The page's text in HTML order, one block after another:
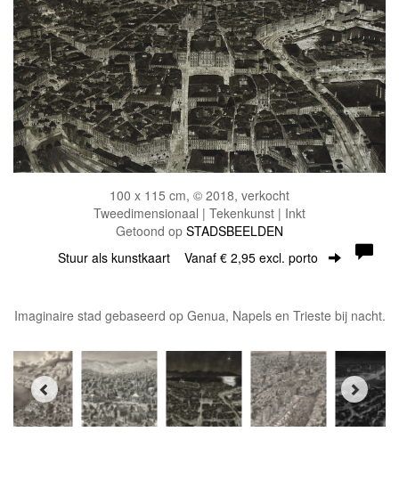
100 x 115 cm, © 2018, verkocht
Tweedimensionaal | Tekenkunst | Inkt
Getoond op STADSBEELDEN
Stuur als kunstkaart Vanaf € 2,95 excl. porto
Imaginaire stad gebaseerd op Genua, Napels en Trieste bij nacht.